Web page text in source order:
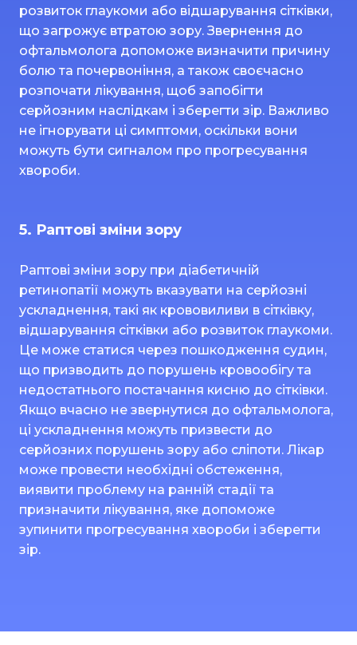
розвиток глаукоми або відшарування сітківки,
що загрожує втратою зору. Звернення до
офтальмолога допоможе визначити причину
болю та почервоніння, а також своєчасно
розпочати лікування, щоб запобігти
серйозним наслідкам і зберегти зір. Важливо
не ігнорувати ці симптоми, оскільки вони
можуть бути сигналом про прогресування
хвороби.
5. Раптові зміни зору
Раптові зміни зору при діабетичній
ретинопатії можуть вказувати на серйозні
ускладнення, такі як крововиливи в сітківку,
відшарування сітківки або розвиток глаукоми.
Це може статися через пошкодження судин,
що призводить до порушень кровообігу та
недостатнього постачання кисню до сітківки.
Якщо вчасно не звернутися до офтальмолога,
ці ускладнення можуть призвести до
серйозних порушень зору або сліпоти. Лікар
може провести необхідні обстеження,
виявити проблему на ранній стадії та
призначити лікування, яке допоможе
зупинити прогресування хвороби і зберегти
зір.